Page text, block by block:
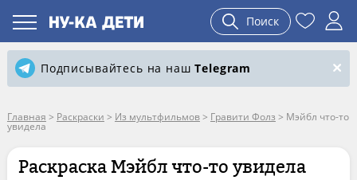
Поиск
Подписывайтесь на нашTelegram
Главная > Раскраски > Из мультфильмов> Гравити Фолз > Мэйбл что-то
увидела
Раскраска Мэйбл что-то увидела